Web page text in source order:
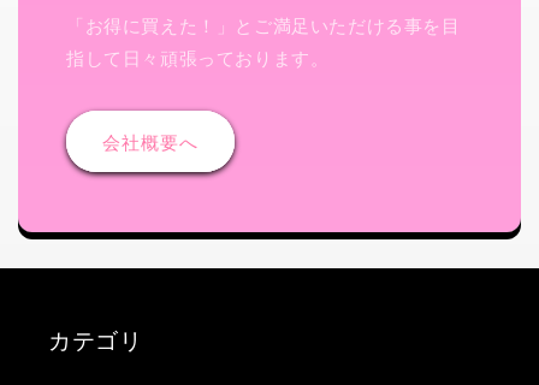
「お得に買えた！」とご満足いただける事を目
指して日々頑張っております。
会社概要へ
カテゴリ